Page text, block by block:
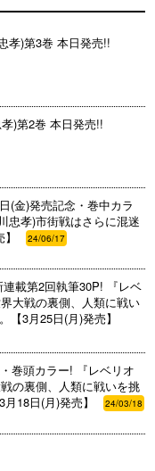
孝)第3巻 本日発売!!
)第2巻 本日発売!!
(金)発売記念・巻中カラ
忠孝)市街戦はさらに混迷
24/06/17
連載第2回執筆30P! 『レベ
大戦の裏側、人類に戦い
3月25日(月)発売】
巻頭カラー! 『レベリオ
の裏側、人類に戦いを挑
18日(月)発売】
24/03/18